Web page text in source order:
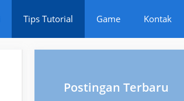
Tips Tutorial Game Kontak
Postingan Terbaru